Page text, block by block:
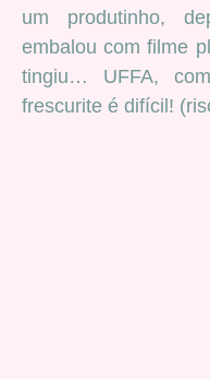
um produtinho,
embalou com filme
tingiu… UFFA,
frescurite é difícil!